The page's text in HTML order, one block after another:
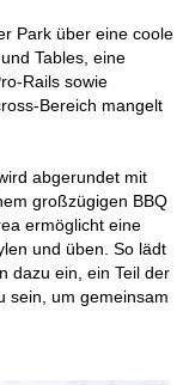
Park über eine coole
Tables, eine
Rails sowie
Bereich mangelt
abgerundet mit
großzügigen BBQ
ermöglicht eine
und üben. So lädt
dazu ein, ein Teil der
sein, um gemeinsam